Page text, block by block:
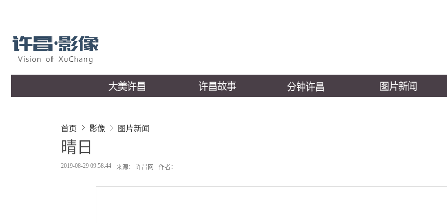
首页 影像 图片新闻
晴日
2019-08-29 09:58:44 来源： 许昌网 作者：